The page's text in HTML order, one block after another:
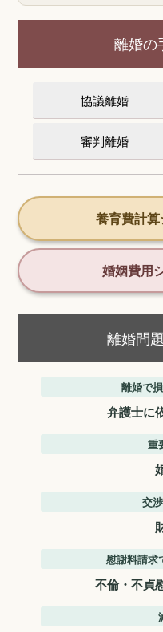
離婚の
協議離婚
審判離婚
養育費計
婚姻費用
離婚問
離婚で
弁護士に
重
交
慰謝料請求
不倫・不貞